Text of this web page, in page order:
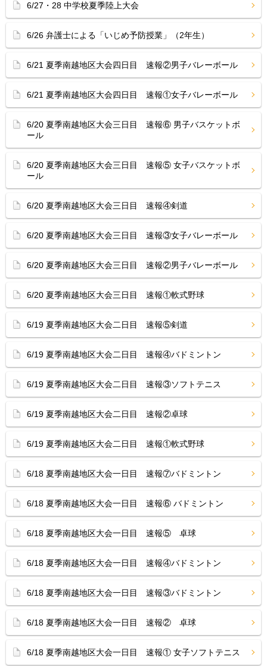
6/27・28 中学校夏季陸上大会
6/26 弁護士による「いじめ予防授業」（2年生）
6/21 夏季南越地区大会四日目 速報②男子バレーボール
6/21 夏季南越地区大会四日目 速報①女子バレーボール
6/20 夏季南越地区大会三日目 速報⑥ 男子バスケットボ
ール
6/20 夏季南越地区大会三日目 速報⑤ 女子バスケットボ
ール
6/20 夏季南越地区大会三日目 速報④剣道
6/20 夏季南越地区大会三日目 速報③女子バレーボール
6/20 夏季南越地区大会三日目 速報②男子バレーボール
6/20 夏季南越地区大会三日目 速報①軟式野球
6/19 夏季南越地区大会二日目 速報⑤剣道
6/19 夏季南越地区大会二日目 速報④バドミントン
6/19 夏季南越地区大会二日目 速報③ソフトテニス
6/19 夏季南越地区大会二日目 速報②卓球
6/19 夏季南越地区大会二日目 速報①軟式野球
6/18 夏季南越地区大会一日目 速報⑦バドミントン
6/18 夏季南越地区大会一日目 速報⑥ バドミントン
6/18 夏季南越地区大会一日目 速報⑤ 卓球
6/18 夏季南越地区大会一日目 速報④バドミントン
6/18 夏季南越地区大会一日目 速報③バドミントン
6/18 夏季南越地区大会一日目 速報② 卓球
6/18 夏季南越地区大会一日目 速報① 女子ソフトテニス